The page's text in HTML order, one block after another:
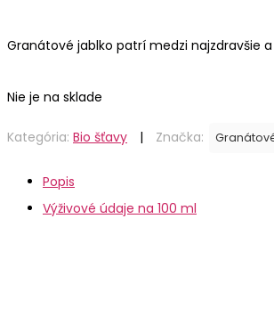
Granátové jablko patrí medzi najzdravšie
Nie je na sklade
Kategória: Bio šťavy | Značka:
Popis
Výživové údaje na 100 ml